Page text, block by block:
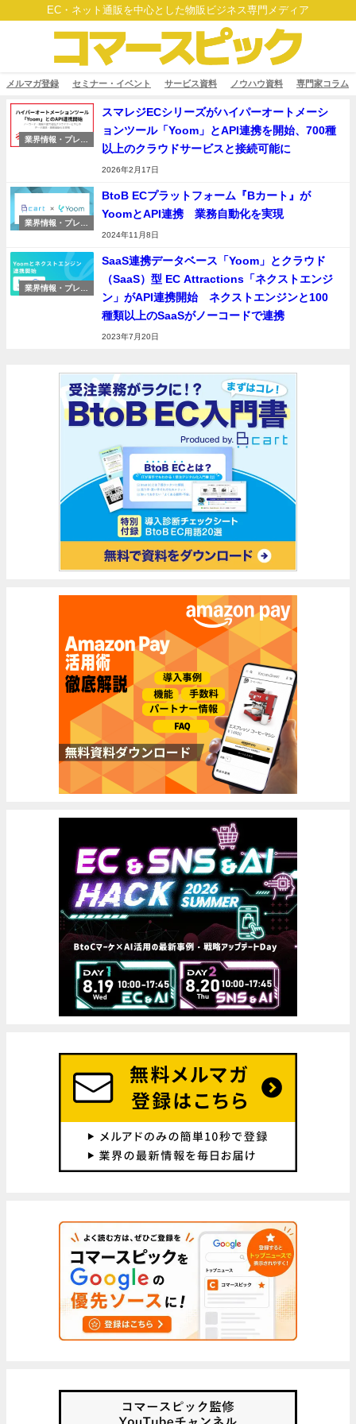
EC・ネット通販を中心とした物販ビジネス専門メディア
メルマガ登録 セミナー・イベント サービス資料 ノウハウ資料 専門家コラム
業界情報・プレス
スマレジECシリーズがハイパーオートメーシ
ョンツール「Yoom」とAPI連携を開始、700種
以上のクラウドサービスと接続可能に
2026年2月17日
業界情報・プレス
BtoB ECプラットフォーム『Bカート』が
YoomとAPI連携 業務自動化を実現
2024年11月8日
業界情報・プレス
SaaS連携データベース「Yoom」とクラウド
（SaaS）型 EC Attractions「ネクストエンジ
ン」がAPI連携開始 ネクストエンジンと100
種類以上のSaaSがノーコードで連携
2023年7月20日